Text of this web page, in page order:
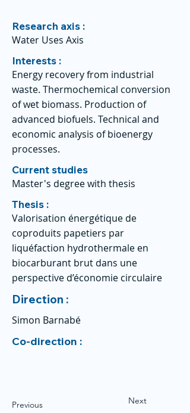
Research axis :
Water Uses Axis
Interests :
Energy recovery from industrial
waste. Thermochemical conversion
of wet biomass. Production of
advanced biofuels. Technical and
economic analysis of bioenergy
processes.
Current studies
Master's degree with thesis
Thesis :
Valorisation énergétique de
coproduits papetiers par
liquéfaction hydrothermale en
biocarburant brut dans une
perspective d’économie circulaire
Direction :
Simon Barnabé
Co-direction :
Previous Next